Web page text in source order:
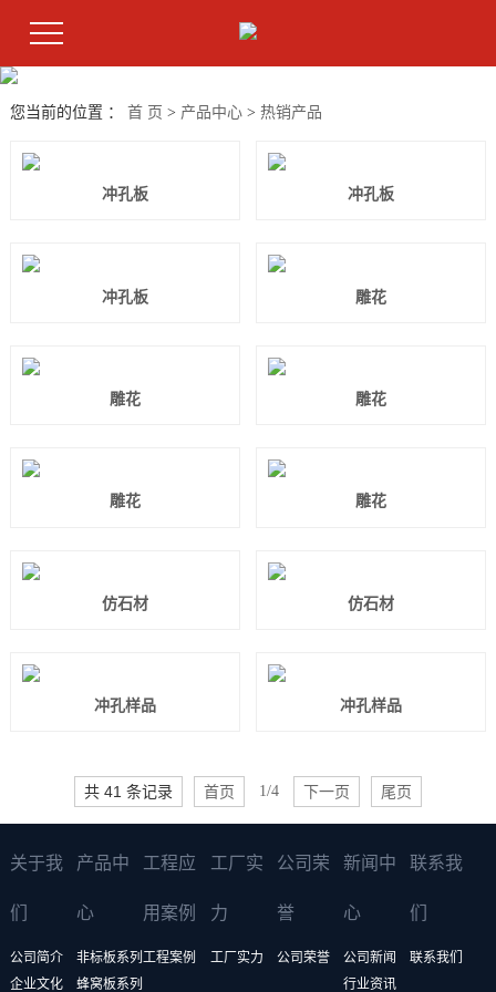
您当前的位置 ： 首 页 > 产品中心> 热销产品
冲孔板 冲孔板
冲孔板 雕花
雕花 雕花
雕花 雕花
仿石材 仿石材
冲孔样品 冲孔样品
共 41 条记录 首页 1/4 下一页 尾页
关于我
们
公司简介
企业文化
产品中
心
非标板系列
蜂窝板系列
工程应
用案例
工程案例
工厂实
力
工厂实力
公司荣
誉
公司荣誉
新闻中
心
公司新闻
行业资讯
联系我
们
联系我们